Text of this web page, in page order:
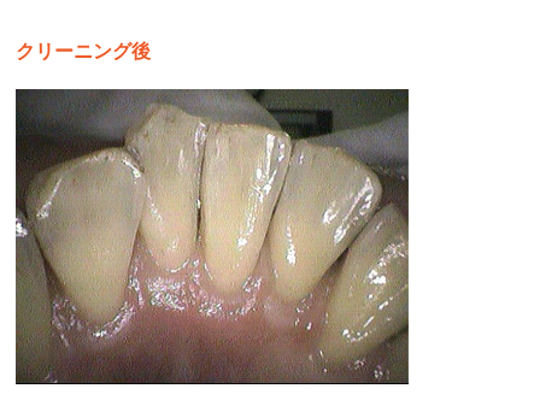
クリーニング後